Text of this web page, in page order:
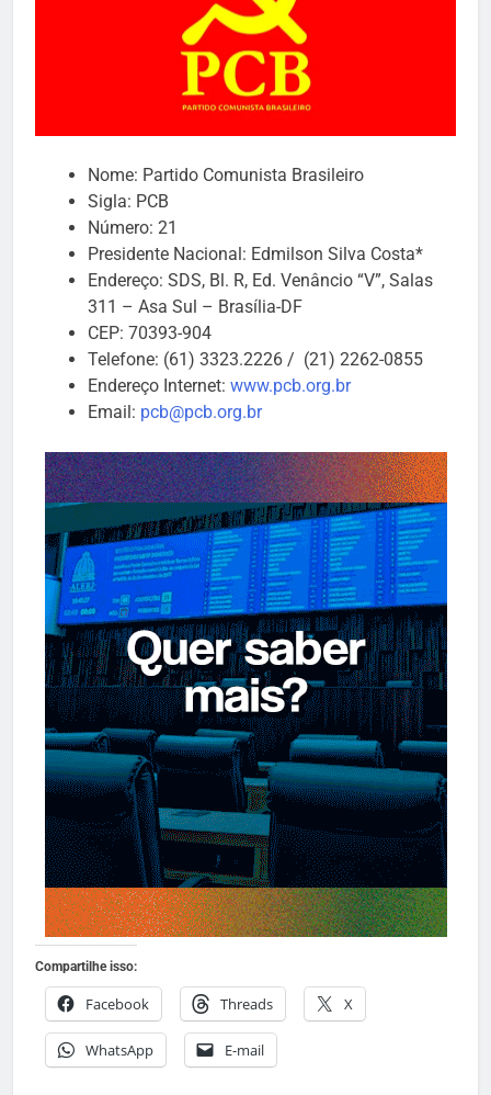
Nome: Partido Comunista Brasileiro
Sigla: PCB
Número: 21
Presidente Nacional: Edmilson Silva Costa*
Endereço: SDS, Bl. R, Ed. Venâncio “V”, Salas
311 – Asa Sul – Brasília-DF
CEP: 70393-904
Telefone: (61) 3323.2226 / (21) 2262-0855
Endereço Internet: www.pcb.org.br
Email: pcb@pcb.org.br
Compartilhe isso:
Facebook Threads X
WhatsApp E-mail